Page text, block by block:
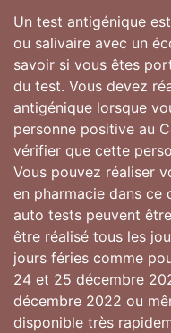
Un test antigénique
ou salivaire avec un
savoir si vous êtes
du test. Vous devez
antigénique lorsque
personne positive au
vérifier que cette
Vous pouvez réaliser
en pharmacie dans ce
auto tests peuvent
être réalisé tous les
jours féries comme
24 et 25 décembre
décembre 2022 ou
disponible très